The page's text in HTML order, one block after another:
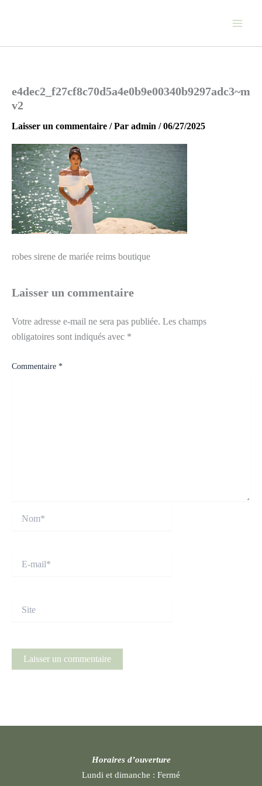
e4dec2_f27cf8c70d5a4e0b9e00340b9297adc3~m
v2
Laisser un commentaire / Par admin /06/27/2025
robes sirene de mariée reims boutique
Laisser un commentaire
Votre adresse e-mail ne sera pas publiée. Les champs
obligatoires sont indiqués avec *
Commentaire *
mail*
Horaires d’ouverture
Lundi et dimanche : Fermé